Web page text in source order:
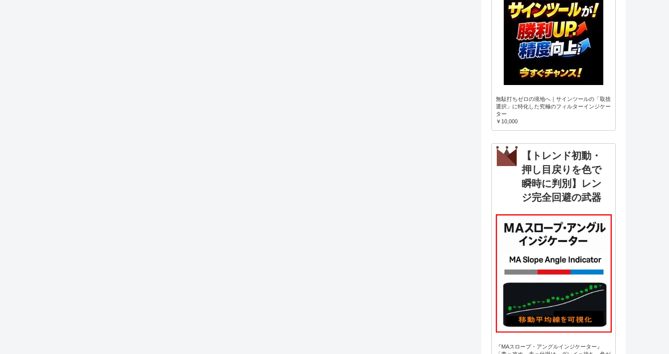
無駄打ちゼロの境地へ｜サインツールの「取捨
選択」に特化した究極のフィルターインジケー
ター
￥10,000
【トレンド初動・
押し目戻りを色で
瞬時に判別】レン
ジ完全回避の武器
『MAスロープ・アングルインジケーター』